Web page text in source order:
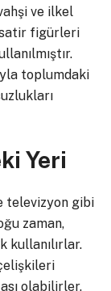
ve ilkel
satir figürleri
toplumdaki
Yeri
televizyon gibi
zaman,
kullanılırlar.
çelişkileri
olabilirler.